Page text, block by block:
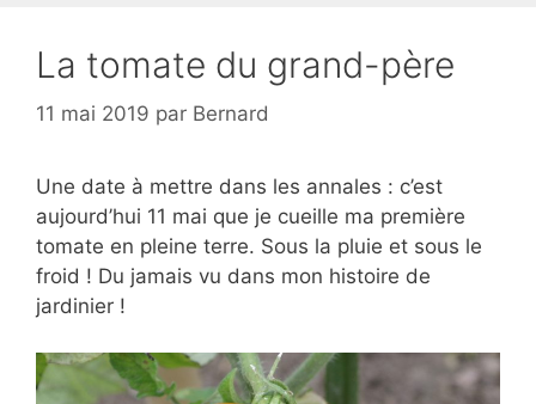
La tomate du grand-père
11 mai 2019 par Bernard
Une date à mettre dans les annales : c’est
aujourd’hui 11 mai que je cueille ma première
tomate en pleine terre. Sous la pluie et sous le
froid ! Du jamais vu dans mon histoire de
jardinier !